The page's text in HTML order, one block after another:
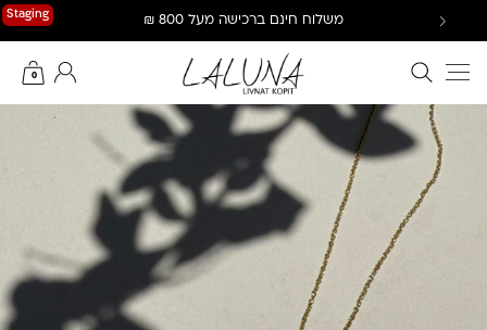
Staging משלוח חינם ברכישה מעל 800 ₪
חיפוש באתר
0
החשבון שלי